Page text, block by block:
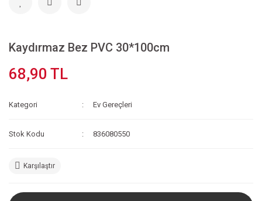
Kaydırmaz Bez PVC 30*100cm
68,90 TL
Kategori Ev Gereçleri
Stok Kodu 836080550
Karşılaştır